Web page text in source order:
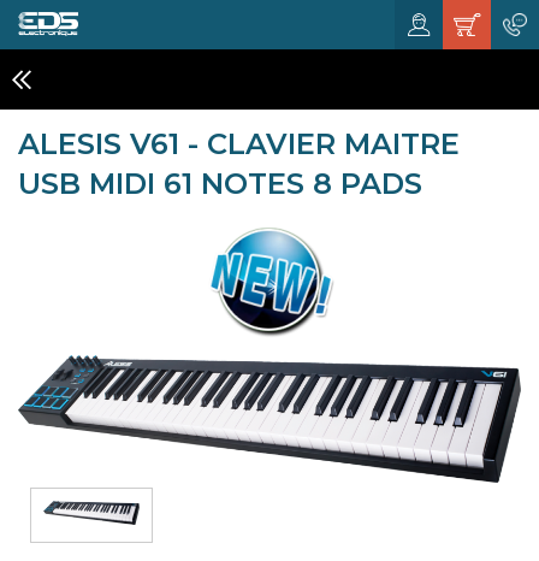
ALESIS V61 - CLAVIER MAITRE
USB MIDI 61 NOTES 8 PADS